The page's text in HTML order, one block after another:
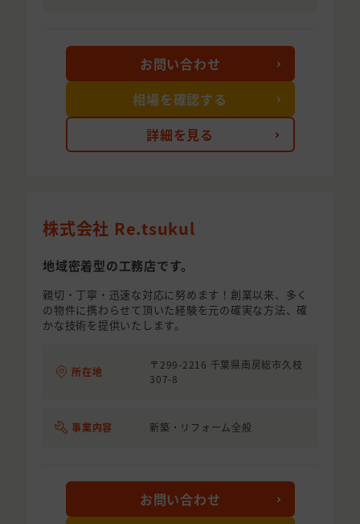
詳細を見る
お問い合わせ
相場を確認する
株式会社 Re.tsukul
地域密着型の工務店です。
親切・丁寧・迅速な対応に努めます！創業以来、多く
の物件に携わらせて頂いた経験を元の確実な方法、確
かな技術を提供いたします。
所在地
〒299-2216 千葉県南房総市久枝
307-8
事業内容 新築・リフォーム全般
お問い合わせ